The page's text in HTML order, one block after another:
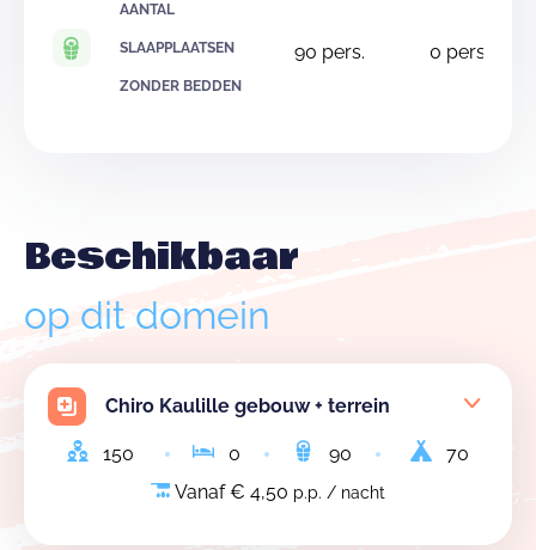
AANTAL
SLAAPPLAATSEN
ZONDER BEDDEN
90 pers. 0 pers.
Beschikbaar
op dit domein
Chiro Kaulille gebouw + terrein
150 0 90
70
Vanaf € 4,50 p.p. / nacht